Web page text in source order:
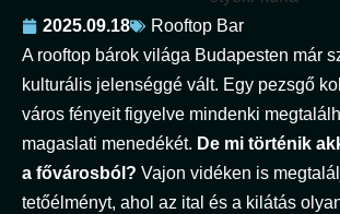
2025.09.18
Rooftop Bar
A rooftop bárok világa Budapesten már
kulturális jelenséggé vált. Egy pezsgő
város fényeit figyelve mindenki
magaslati menedékét. De mi történik
a fővárosból? Vajon vidéken is
tetőélményt, ahol az ital és a kilátás